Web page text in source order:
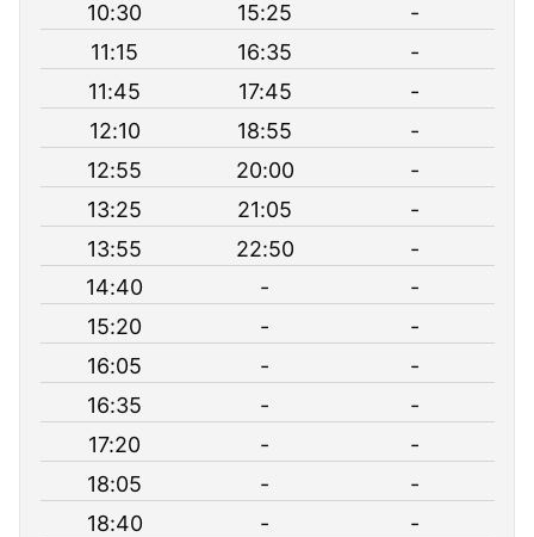
10:30
15:25
-
11:15
16:35
-
11:45
17:45
-
12:10
18:55
-
12:55
20:00
-
13:25
21:05
-
13:55
22:50
-
14:40
-
-
15:20
-
-
16:05
-
-
16:35
-
-
17:20
-
-
18:05
-
-
18:40
-
-